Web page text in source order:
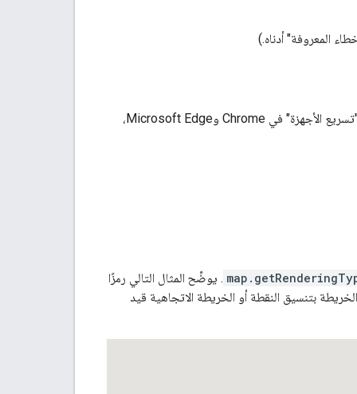
المعروفة" أدناه.)
لاستخدام الخرائط المتّجهة، يجب تفعيل ميزة "تسريع الأجهزة" في معظم المتصفّحات. لتفعيل ميزة "تسريع الأجهزة" في Chrome وMicrosoft Edge،
. يوضِّح المثال التالي رمزًا
بتنسيق النقطة أو الخريطة الاتجاهية قيد